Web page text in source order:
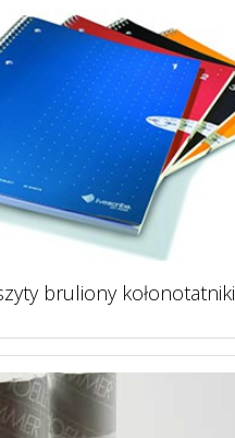
bruliony kołonotatniki